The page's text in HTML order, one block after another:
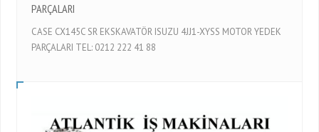
PARÇALARI
CASE CX145C SR EKSKAVATÖR ISUZU 4JJ1-XYSS MOTOR YEDEK
PARÇALARI TEL: 0212 222 41 88